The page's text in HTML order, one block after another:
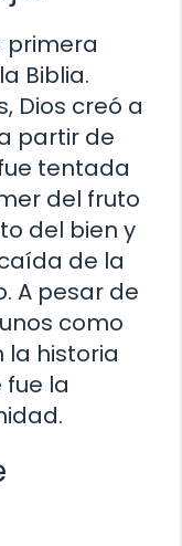
primera
Biblia.
Dios creó a
partir de
tentada
del fruto
del bien y
de la
A pesar de
como
historia
la